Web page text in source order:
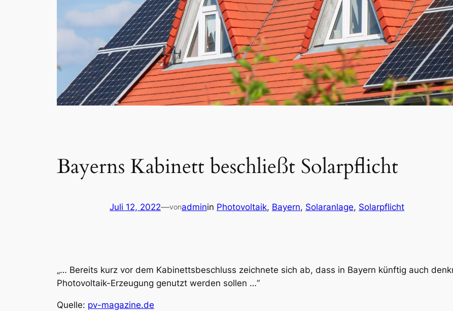
Bayerns Kabinett beschließt Solarpflicht
Juli 12, 2022—vonadminin Photovoltaik, Bayern, Solaranlage, Solarpflicht
„… Bereits kurz vor dem Kabinettsbeschluss zeichnete sich ab, dass in Bayern künftig auch
Photovoltaik-Erzeugung genutzt werden sollen …“
Quelle: pv-magazine.de